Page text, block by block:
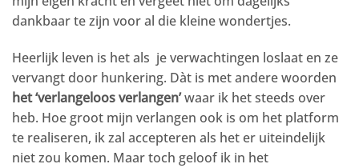
dankbaar te zijn voor al die kleine wondertjes.
Heerlijk leven is het als je verwachtingen loslaat en ze
vervangt door hunkering. Dàt is met andere woorden
het ‘verlangeloos verlangen’waar ik het steeds over
heb. Hoe groot mijn verlangen ook is om het platform
te realiseren, ik zal accepteren als het er uiteindelijk
niet zou komen. Maar toch geloof ik in het